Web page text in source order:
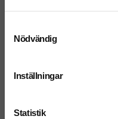
Nödvändig
Inställningar
Statistik
15-20 arbetsdagar